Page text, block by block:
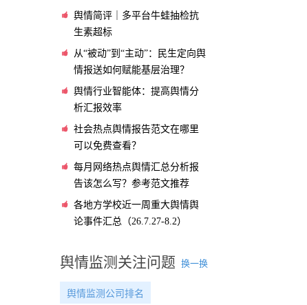
舆情简评｜多平台牛蛙抽检抗
生素超标
从“被动”到“主动”：民生定向舆
情报送如何赋能基层治理？
舆情行业智能体：提高舆情分
析汇报效率
社会热点舆情报告范文在哪里
可以免费查看？
每月网络热点舆情汇总分析报
告该怎么写？参考范文推荐
各地方学校近一周重大舆情舆
论事件汇总（26.7.27-8.2）
舆情监测关注问题 换一换
舆情监测公司排名